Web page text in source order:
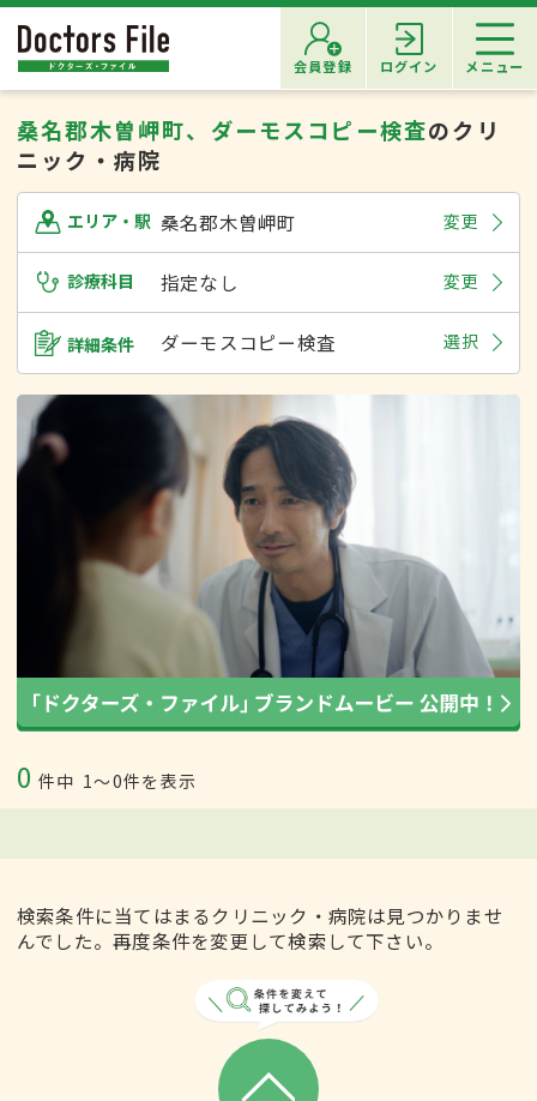
会員登録 ログイン メニュー
桑名郡木曽岬町、ダーモスコピー検査のクリ
ニック・病院
エリア・駅 桑名郡木曽岬町 変更
診療科目 指定なし 変更
詳細条件 ダーモスコピー検査 選択
0 件中 1〜0件を表示
検索条件に当てはまるクリニック・病院は見つかりませ
んでした。再度条件を変更して検索して下さい。